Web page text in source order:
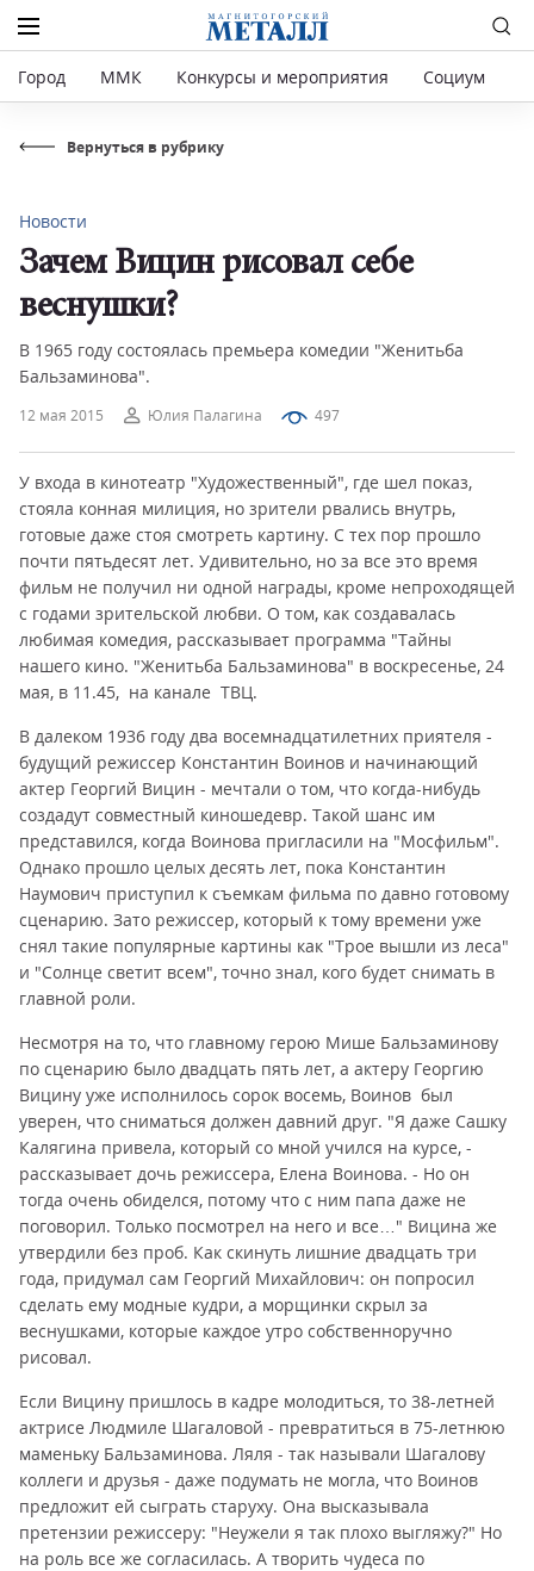
Город ММК Конкурсы и мероприятия Социум
Вернуться в рубрику
12 мая 2015 Юлия Палагина 497
Новости
Зачем Вицин рисовал себе
веснушки?
В 1965 году состоялась премьера комедии "Женитьба
Бальзаминова".
У входа в кинотеатр "Художественный", где шел показ,
стояла конная милиция, но зрители рвались внутрь,
готовые даже стоя смотреть картину. С тех пор прошло
почти пятьдесят лет. Удивительно, но за все это время
фильм не получил ни одной награды, кроме непроходящей
с годами зрительской любви. О том, как создавалась
любимая комедия, рассказывает программа "Тайны
нашего кино. "Женитьба Бальзаминова" в воскресенье, 24
мая, в 11.45, на канале ТВЦ.
В далеком 1936 году два восемнадцатилетних приятеля -
будущий режиссер Константин Воинов и начинающий
актер Георгий Вицин - мечтали о том, что когда-нибудь
создадут совместный киношедевр. Такой шанс им
представился, когда Воинова пригласили на "Мосфильм".
Однако прошло целых десять лет, пока Константин
Наумович приступил к съемкам фильма по давно готовому
сценарию. Зато режиссер, который к тому времени уже
снял такие популярные картины как "Трое вышли из леса"
и "Солнце светит всем", точно знал, кого будет снимать в
главной роли.
Несмотря на то, что главному герою Мише Бальзаминову
по сценарию было двадцать пять лет, а актеру Георгию
Вицину уже исполнилось сорок восемь, Воинов был
уверен, что сниматься должен давний друг. "Я даже Сашку
Калягина привела, который со мной учился на курсе, -
рассказывает дочь режиссера, Елена Воинова. - Но он
тогда очень обиделся, потому что с ним папа даже не
поговорил. Только посмотрел на него и все…" Вицина же
утвердили без проб. Как скинуть лишние двадцать три
года, придумал сам Георгий Михайлович: он попросил
сделать ему модные кудри, а морщинки скрыл за
веснушками, которые каждое утро собственноручно
рисовал.
Если Вицину пришлось в кадре молодиться, то 38-летней
актрисе Людмиле Шагаловой - превратиться в 75-летнюю
маменьку Бальзаминова. Ляля - так называли Шагалову
коллеги и друзья - даже подумать не могла, что Воинов
предложит ей сыграть старуху. Она высказывала
претензии режиссеру: "Неужели я так плохо выгляжу?" Но
на роль все же согласилась. А творить чудеса по